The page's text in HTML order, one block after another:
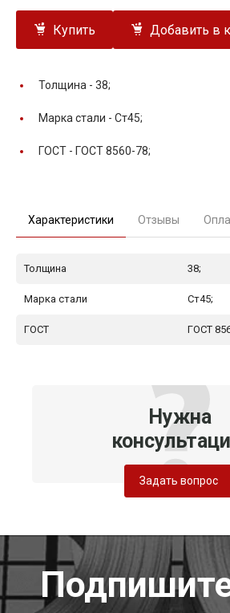
Купить Добавить в
Толщина - 38;
Марка стали - Ст45;
ГОСТ - ГОСТ 8560-78;
Характеристики Отзывы
Толщина 38;
Марка стали Ст45;
ГОСТ ГОСТ
Нужна
Задать вопрос